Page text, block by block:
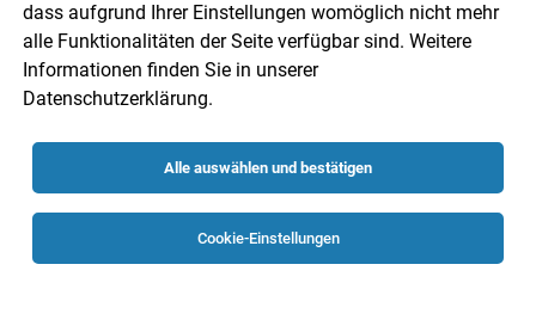
dass aufgrund Ihrer Einstellungen womöglich nicht mehr
alle Funktionalitäten der Seite verfügbar sind. Weitere
Informationen finden Sie in unserer
Datenschutzerklärung.
Alle auswählen und bestätigen
Cookie-Einstellungen